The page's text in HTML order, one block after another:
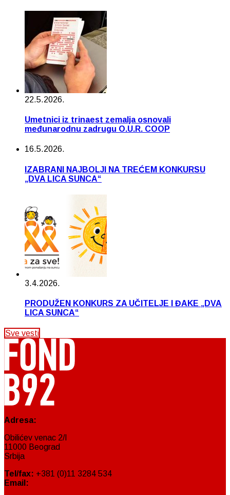
22.5.2026.
Umetnici iz trinaest zemalja osnovali
međunarodnu zadrugu O.U.R. COOP
16.5.2026.
IZABRANI NAJBOLJI NA TREĆEM KONKURSU
„DVA LICA SUNCA“
3.4.2026.
PRODUŽEN KONKURS ZA UČITELJE I ĐAKE „DVA
LICA SUNCA“
Sve vesti
Adresa:
Obilićev venac 2/I
11000 Beograd
Srbija
Tel/fax: +381 (0)11 3284 534
Email: